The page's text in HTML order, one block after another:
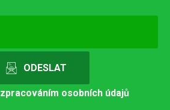
zpracováním osobních údajů